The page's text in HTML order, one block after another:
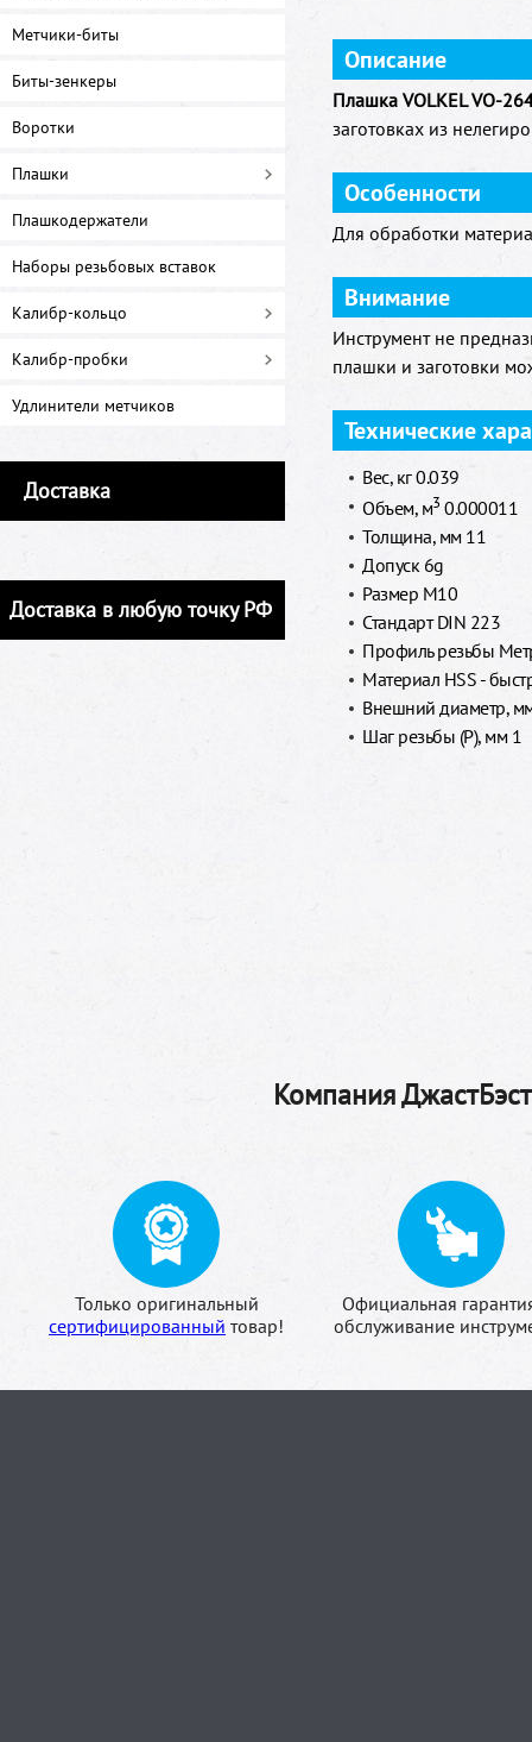
Метчики-биты
Биты-зенкеры
Воротки
Плашки
Плашкодержатели
Наборы резьбовых вставок
Калибр-кольцо
Калибр-пробки
Удлинители метчиков
Доставка
Доставка в любую точку РФ
Описание
Плашка VOLKEL VO-
заготовках из
Особенности
Для обработки
Внимание
Инструмент не
плашки и заготовки
Технические
Вес, кг 0.039
Объем, м3 0.000011
Толщина, мм 11
Допуск 6g
Размер М10
Стандарт DIN 223
Профиль резьбы
Материал HSS -
Внешний диаметр,
Шаг резьбы (P), мм 1
Компания
Только оригинальный
сертифицированный товар!
Официальная
обслуживание